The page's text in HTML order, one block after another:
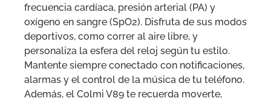
frecuencia cardíaca, presión arterial (PA) y
oxígeno en sangre (SpO2). Disfruta de sus modos
deportivos, como correr al aire libre, y
personaliza la esfera del reloj según tu estilo.
Mantente siempre conectado con notificaciones,
alarmas y el control de la música de tu teléfono.
Además, el Colmi V89 te recuerda moverte,